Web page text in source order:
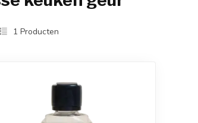
1 Producten